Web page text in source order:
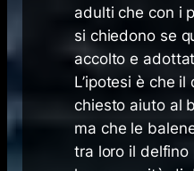
adulti che con i
si chiedono se
accolto e
L’ipotesi è che
chiesto aiuto al
ma che le
tra loro il delfino